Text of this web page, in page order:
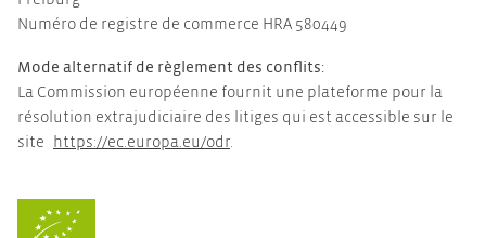
Numéro de registre de commerce HRA 580449
Mode alternatif de règlement des conflits:
La Commission européenne fournit une plateforme pour la
résolution extrajudiciaire des litiges qui est accessible sur le
site
https://ec.europa.eu/odr.